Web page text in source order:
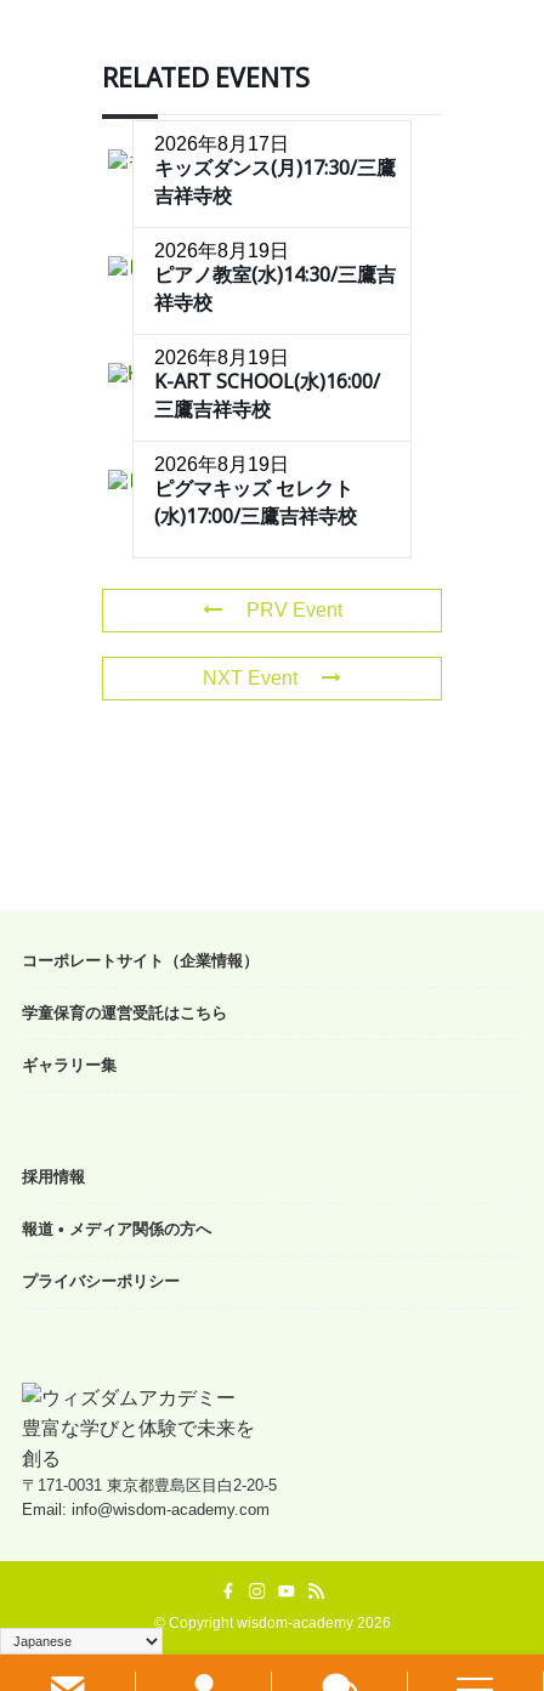
RELATED EVENTS
2026年8月17日
キッズダンス(月)17:30/三鷹
吉祥寺校
2026年8月19日
ピアノ教室(水)14:30/三鷹吉
祥寺校
2026年8月19日
K-ART SCHOOL(水)16:00/
三鷹吉祥寺校
2026年8月19日
ピグマキッズ セレクト
(水)17:00/三鷹吉祥寺校
PRV Event
NXT Event
コーポレートサイト（企業情報）
学童保育の運営受託はこちら
ギャラリー集
採用情報
報道 • メディア関係の方へ
プライバシーポリシー
〒171-0031 東京都豊島区目白2-20-5
Email: info@wisdom-academy.com
©Copyright wisdom-academy 2026